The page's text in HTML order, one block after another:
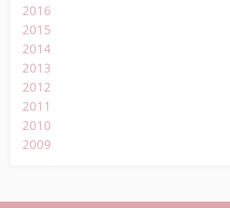
2016
2015
2014
2013
2012
2011
2010
2009